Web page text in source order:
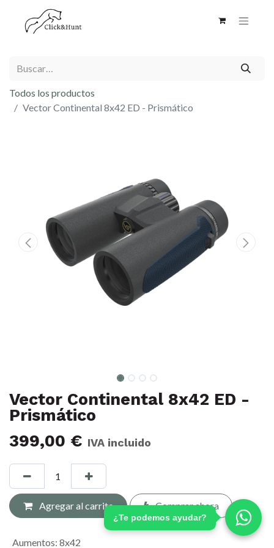
Todos los productos
Vector Continental 8x42 ED - Prismático
Vector Continental 8x42 ED -
Prismático
399,00 € IVA incluido
Agregar al carrito Comprar ahora
Aumentos: 8x42
¿Te podemos ayudar?